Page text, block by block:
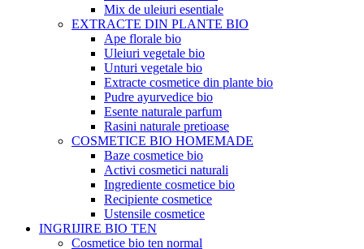
Mix de uleiuri esentiale
EXTRACTE DIN PLANTE BIO
Ape florale bio
Uleiuri vegetale bio
Unturi vegetale bio
Extracte cosmetice din plante bio
Pudre ayurvedice bio
Esente naturale parfum
Rasini naturale pretioase
COSMETICE BIO HOMEMADE
Baze cosmetice bio
Activi cosmetici naturali
Ingrediente cosmetice bio
Recipiente cosmetice
Ustensile cosmetice
INGRIJIRE BIO TEN
Cosmetice bio ten normal